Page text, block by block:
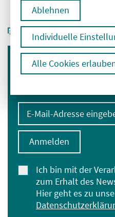
Ablehnen
Individuelle
Alle Cookies
Immer informiert
E-Mail-Adresse eingeben
Ich bin mit der
zum Erhalt des
Hier geht es zu
Anmelden